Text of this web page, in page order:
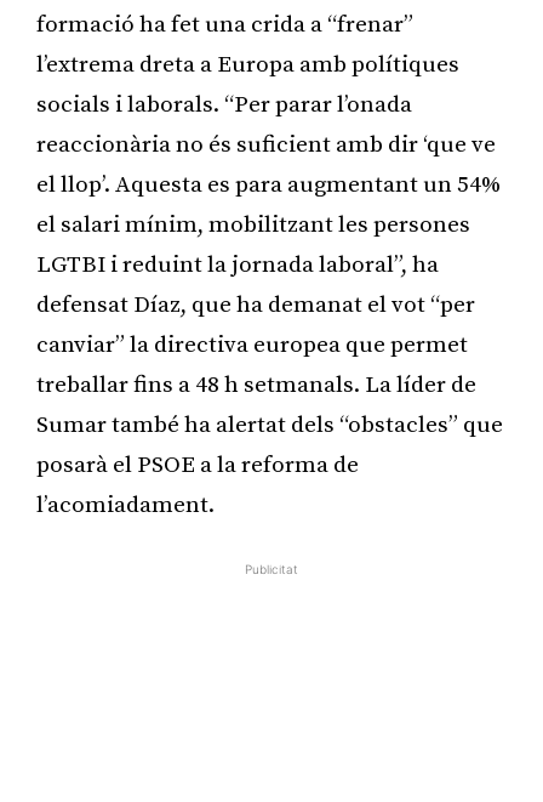
formació ha fet una crida a “frenar”
l’extrema dreta a Europa amb polítiques
socials i laborals. “Per parar l’onada
reaccionària no és suficient amb dir ‘que ve
el llop’. Aquesta es para augmentant un 54%
el salari mínim, mobilitzant les persones
LGTBI i reduint la jornada laboral”, ha
defensat Díaz, que ha demanat el vot “per
canviar” la directiva europea que permet
treballar fins a 48 h setmanals. La líder de
Sumar també ha alertat dels “obstacles” que
posarà el PSOE a la reforma de
l’acomiadament.
Publicitat